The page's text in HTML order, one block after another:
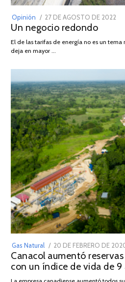
Opinión
POSTED
ON
27 DE AGOSTO DE 2022
DE
Un negocio redondo
El de las tarifas de energía no es un tema
deja en mayor …
Gas Natural
POSTED
ON
20 DE FEBRERO DE
Canacol aumentó
con un índice de vida de 9